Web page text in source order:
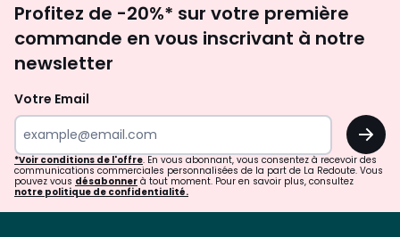
newsletter
Profitez de -20%* sur votre première
commande en vous inscrivant à notre
newsletter
Votre Email
OK
*Voir conditions de l'offre. En vous abonnant, vous consentez à recevoir des
communications commerciales personnalisées de la part de La Redoute. Vous
pouvez vous désabonner à tout moment. Pour en savoir plus, consultez
notre politique de confidentialité.